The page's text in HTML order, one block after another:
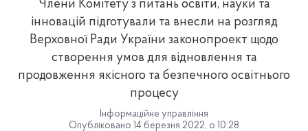
Члени Комітету з питань освіти, науки та
інновацій підготували та внесли на розгляд
Верховної Ради України законопроект щодо
створення умов для відновлення та
продовження якісного та безпечного освітнього
процесу
Інформаційне управління
Опубліковано 14 березня 2022, о 10:28